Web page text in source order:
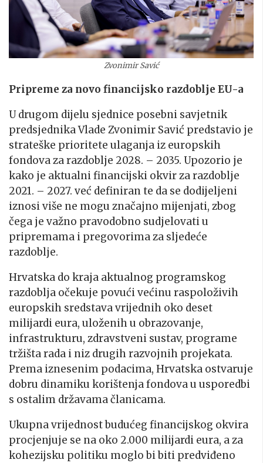
Zvonimir Savić
Pripreme za novo financijsko razdoblje EU-a
U drugom dijelu sjednice posebni savjetnik
predsjednika Vlade Zvonimir Savić predstavio je
strateške prioritete ulaganja iz europskih
fondova za razdoblje 2028. – 2035. Upozorio je
kako je aktualni financijski okvir za razdoblje
2021. – 2027. već definiran te da se dodijeljeni
iznosi više ne mogu značajno mijenjati, zbog
čega je važno pravodobno sudjelovati u
pripremama i pregovorima za sljedeće
razdoblje.
Hrvatska do kraja aktualnog programskog
razdoblja očekuje povući većinu raspoloživih
europskih sredstava vrijednih oko deset
milijardi eura, uloženih u obrazovanje,
infrastrukturu, zdravstveni sustav, programe
tržišta rada i niz drugih razvojnih projekata.
Prema iznesenim podacima, Hrvatska ostvaruje
dobru dinamiku korištenja fondova u usporedbi
s ostalim državama članicama.
Ukupna vrijednost budućeg financijskog okvira
procjenjuje se na oko 2.000 milijardi eura, a za
kohezijsku politiku moglo bi biti predviđeno